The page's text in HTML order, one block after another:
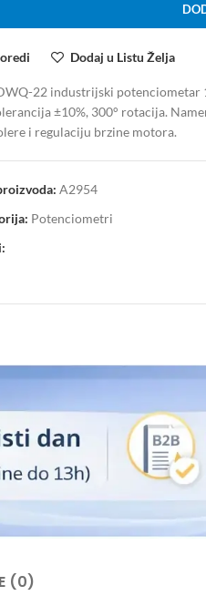
Dodaj u Listu Želja
22 industrijski potenciometar
±10%, 300° rotacija.
i regulaciju brzine motora.
A2954
Potenciometri
(0)